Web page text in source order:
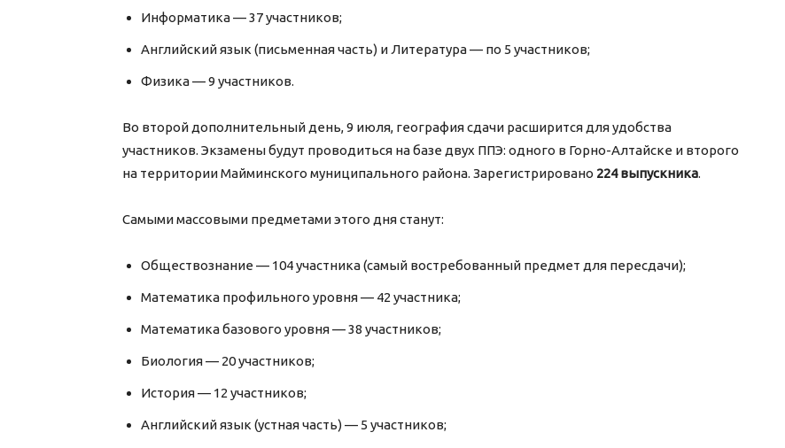
Информатика — 37 участников;
Английский язык (письменная часть) и Литература — по 5 участников;
Физика — 9 участников.
Во второй дополнительный день, 9 июля, география сдачи расширится для удобства
участников. Экзамены будут проводиться на базе двух ППЭ: одного в Горно-Алтайске и второго
на территории Майминского муниципального района. Зарегистрировано 224 выпускника.
Самыми массовыми предметами этого дня станут:
Обществознание — 104 участника (самый востребованный предмет для пересдачи);
Математика профильного уровня — 42 участника;
Математика базового уровня — 38 участников;
Биология — 20 участников;
История — 12 участников;
Английский язык (устная часть) — 5 участников;